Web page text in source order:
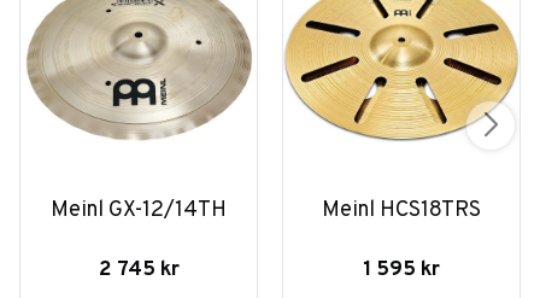
Meinl GX-12/14TH
2 745 kr
Meinl HCS18TRS
1 595 kr